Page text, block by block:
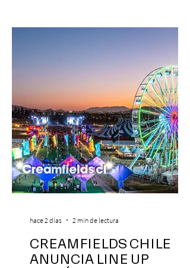
CREAMFIELDS CHILE
ANUNCIA LINE UP
hace 2 días 2 min de lectura